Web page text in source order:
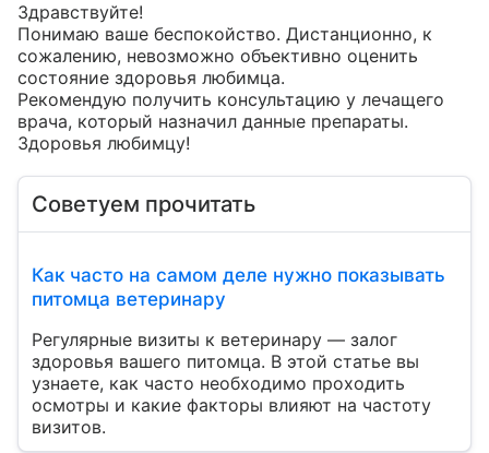
Здравствуйте!
Понимаю ваше беспокойство. Дистанционно, к
сожалению, невозможно объективно оценить
состояние здоровья любимца.
Рекомендую получить консультацию у лечащего
врача, который назначил данные препараты.
Здоровья любимцу!
Советуем прочитать
Как часто на самом деле нужно показывать
питомца ветеринару
Регулярные визиты к ветеринару — залог
здоровья вашего питомца. В этой статье вы
узнаете, как часто необходимо проходить
осмотры и какие факторы влияют на частоту
визитов.